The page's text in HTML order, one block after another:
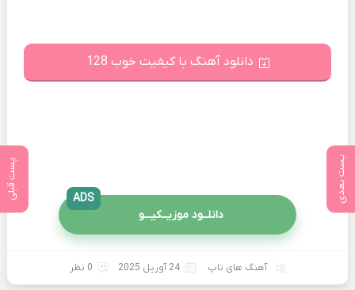
پست بعدی پست قبلی
دانلود آهنگ با کیفیت خوب 128
دانلــود موزیــکیـــو
ADS
آهنگ های تاپ 24 آوریل 2025 0 نظر